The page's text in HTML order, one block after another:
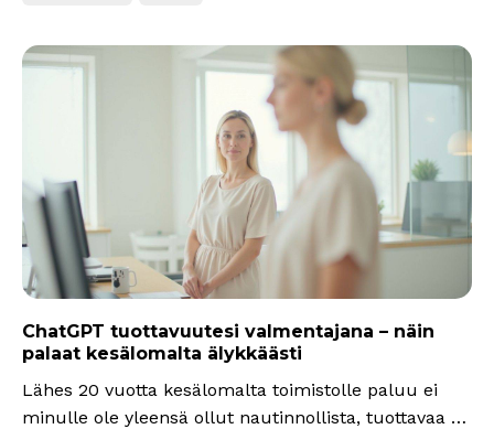
ChatGPT tuottavuutesi valmentajana – näin
palaat kesälomalta älykkäästi
Lähes 20 vuotta kesälomalta toimistolle paluu ei
minulle ole yleensä ollut nautinnollista, tuottavaa tai